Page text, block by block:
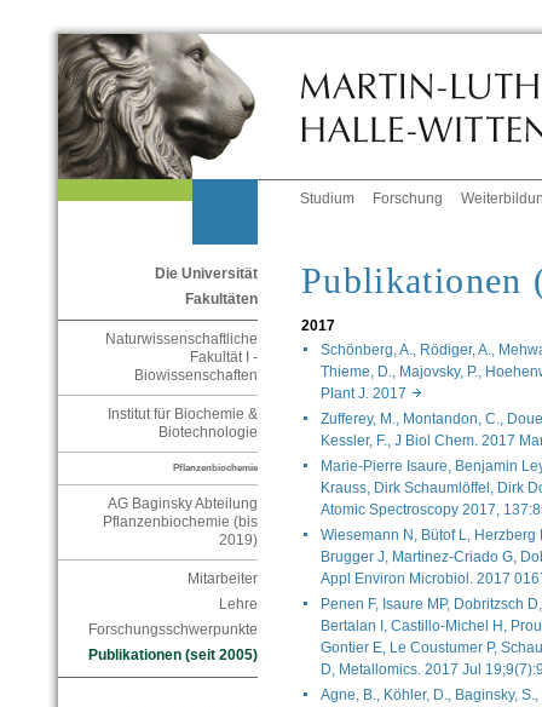
Studium Forschung
Die Universität
Fakultäten
Naturwissenschaftliche
Fakultät I -
Biowissenschaften
Institut für Biochemie &
Biotechnologie
Pflanzenbiochemie
AG Baginsky Abteilung
Pflanzenbiochemie (bis
2019)
Mitarbeiter
Lehre
Forschungsschwerpunkte
Publikationen (seit 2005)
Publikationen
2017
Schönberg, A., Rödiger, A.,
Thieme, D., Majovsky, P.,
Plant J. 2017
Zufferey, M., Montandon, C.,
Kessler, F., J Biol Chem. 2017
Marie-Pierre Isaure, Benjamin
Krauss, Dirk Schaumlöffel, Dirk
Atomic Spectroscopy 2017,
Wiesemann N, Bütof L,
Brugger J, Martinez-Criado G,
Appl Environ Microbiol. 2017
Penen F, Isaure MP, Dobritzsch D,
Bertalan I, Castillo-Michel H,
Gontier E, Le Coustumer P,
D, Metallomics. 2017 Jul
Agne, B., Köhler, D., Baginsky,